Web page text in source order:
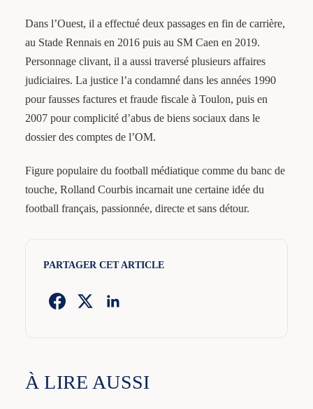
Dans l’Ouest, il a effectué deux passages en fin de carrière,
au Stade Rennais en 2016 puis au SM Caen en 2019.
Personnage clivant, il a aussi traversé plusieurs affaires
judiciaires. La justice l’a condamné dans les années 1990
pour fausses factures et fraude fiscale à Toulon, puis en
2007 pour complicité d’abus de biens sociaux dans le
dossier des comptes de l’OM.
Figure populaire du football médiatique comme du banc de
touche, Rolland Courbis incarnait une certaine idée du
football français, passionnée, directe et sans détour.
PARTAGER CET ARTICLE
À LIRE AUSSI